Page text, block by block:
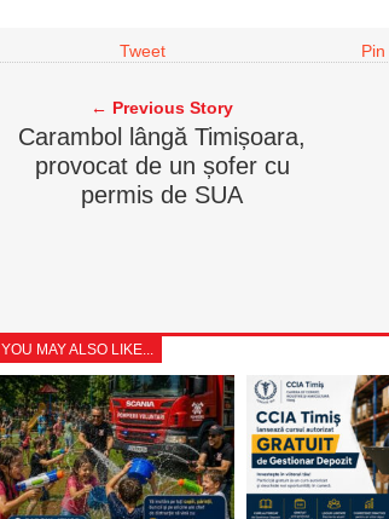
Tweet
← Previous Story
Carambol lângă Timișoara,
provocat de un șofer cu
permis de SUA
YOU MAY ALSO LIKE...